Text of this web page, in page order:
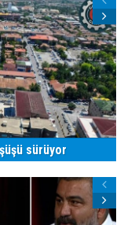
sürüyor